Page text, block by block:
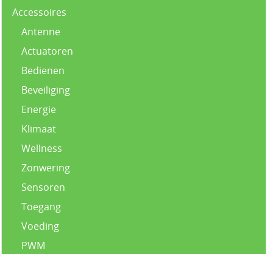
Accessoires
Antenne
Actuatoren
Bedienen
Beveiliging
Energie
Klimaat
Wellness
Zonwering
Sensoren
Toegang
Voeding
PWM